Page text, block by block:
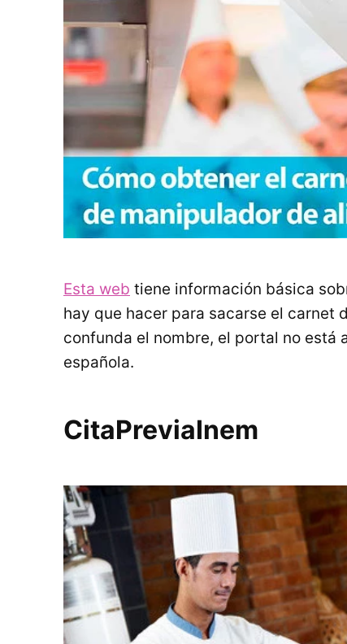
Esta web tiene información básica
hay que hacer para sacarse el carnet
confunda el nombre, el portal no
española.
CitaPreviaInem